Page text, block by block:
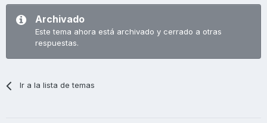
Archivado
Este tema ahora está archivado y cerrado a otras
respuestas.
Ir a la lista de temas